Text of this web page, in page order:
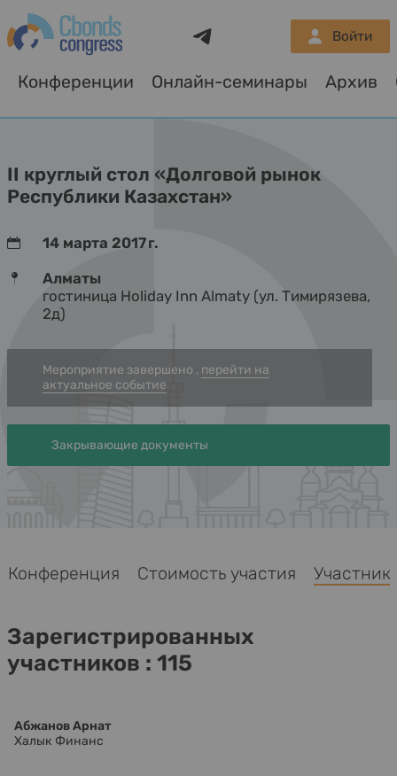
Конференции Онлайн-семинары Архив
Войти
II круглый стол «Долговой рынок
Республики Казахстан»
14 марта 2017 г.
Алматы
гостиница Holiday Inn Almaty (ул. Тимирязева,
2д)
Мероприятие завершено , перейти на
актуальное событие
Закрывающие документы
Стоимость участия Участники
Зарегистрированных
участников : 115
Абжанов Арнат
Халык Финанс